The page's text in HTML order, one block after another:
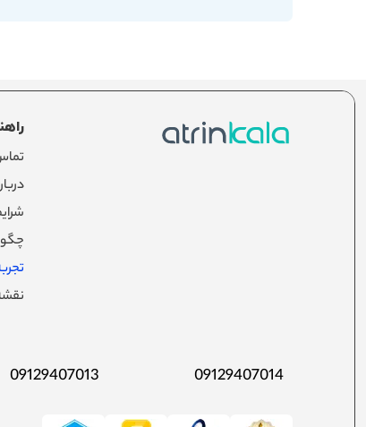
09129407014
09129407013